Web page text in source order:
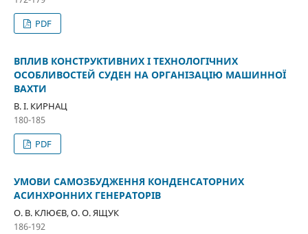
PDF
ВПЛИВ КОНСТРУКТИВНИХ І ТЕХНОЛОГІЧНИХ
ОСОБЛИВОСТЕЙ СУДЕН НА ОРГАНІЗАЦІЮ МАШИННОЇ
ВАХТИ
В. І. КИРНАЦ
180-185
PDF
УМОВИ САМОЗБУДЖЕННЯ КОНДЕНСАТОРНИХ
АСИНХРОННИХ ГЕНЕРАТОРІВ
О. В. КЛЮЄВ, О. О. ЯЩУК
186-192